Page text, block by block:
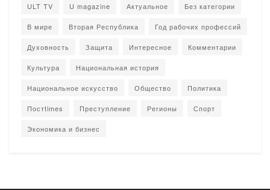
ULT TV U magazine Актуальное Без категории
В мире Вторая Республика Год рабочих профессий
Духовность Защита Интересное Комментарии
Культура Национальная история
Национальное искусство Общество Политика
Постtimes Преступление Регионы Спорт
Экономика и бизнес